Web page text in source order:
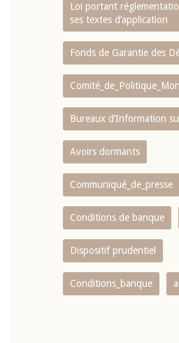
Loi portant
ses textes d’application
Fonds de Garantie des
Bureaux d’Information
Avoirs dormants
Communiqué_de_presse
Conditions de banque
Dispositif prudentiel
Conditions_banque